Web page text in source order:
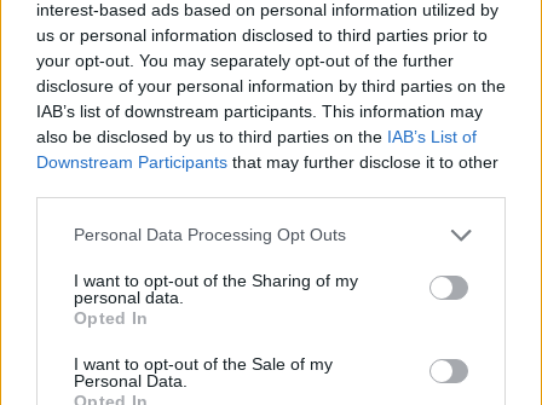
interest-based ads based on personal information utilized by
us or personal information disclosed to third parties prior to
your opt-out. You may separately opt-out of the further
disclosure of your personal information by third parties on the
IAB’s list of downstream participants. This information may
also be disclosed by us to third parties on the IAB’s List of
Downstream Participants that may further disclose it to other
Personal Data Processing Opt Outs
I want to opt-out of the Sharing of my
personal data.
Opted In
I want to opt-out of the Sale of my
Personal Data.
Opted In
... σχόλια| Κάνε click για να σχολιάσεις